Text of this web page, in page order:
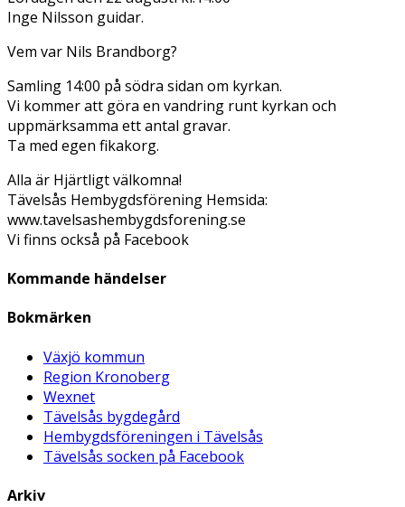
Inge Nilsson guidar.
Vem var Nils Brandborg?
Samling 14:00 på södra sidan om kyrkan.
Vi kommer att göra en vandring runt kyrkan och
uppmärksamma ett antal gravar.
Ta med egen fikakorg.
Alla är Hjärtligt välkomna!
Tävelsås Hembygdsförening Hemsida:
www.tavelsashembygdsforening.se
Vi finns också på Facebook
Kommande händelser
Bokmärken
Växjö kommun
Region Kronoberg
Wexnet
Tävelsås bygdegård
Hembygdsföreningen i Tävelsås
Tävelsås socken på Facebook
Arkiv